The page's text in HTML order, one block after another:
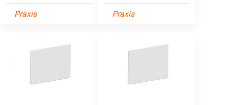
Praxis
Praxis